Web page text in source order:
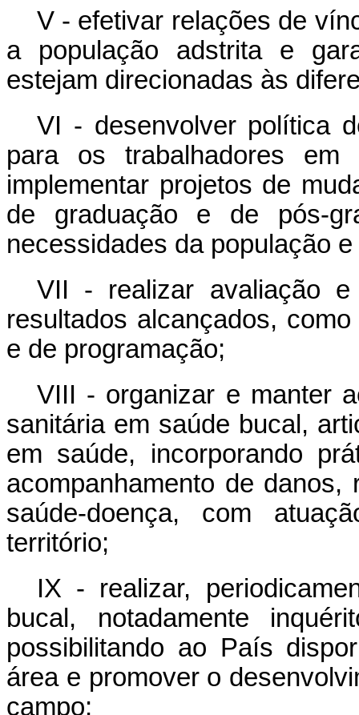
V - efetivar relações de
a população adstrita e
estejam direcionadas às
VI - desenvolver política
para os trabalhadores
implementar projetos de
de graduação e de pós-
necessidades da população
VII - realizar avaliação e
resultados alcançados,
e de programação;
VIII - organizar e manter
sanitária em saúde bucal,
em saúde, incorporando
acompanhamento de
saúde-doença, com
território;
IX - realizar,
bucal, notadamente
possibilitando ao País
área e promover o
campo;